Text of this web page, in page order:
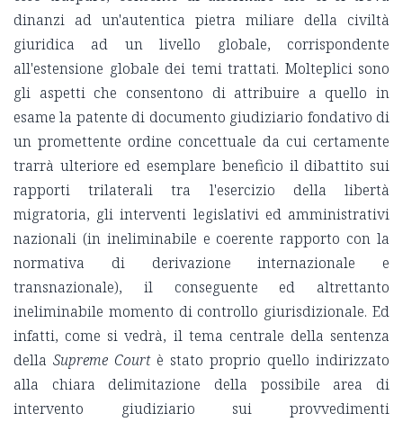
dinanzi ad un'autentica pietra miliare della civiltà
giuridica ad un livello globale, corrispondente
all'estensione globale dei temi trattati. Molteplici sono
gli aspetti che consentono di attribuire a quello in
esame la patente di documento giudiziario fondativo di
un promettente ordine concettuale da cui certamente
trarrà ulteriore ed esemplare beneficio il dibattito sui
rapporti trilaterali tra l'esercizio della libertà
migratoria, gli interventi legislativi ed amministrativi
nazionali (in ineliminabile e coerente rapporto con la
normativa di derivazione internazionale e
transnazionale), il conseguente ed altrettanto
ineliminabile momento di controllo giurisdizionale. Ed
infatti, come si vedrà, il tema centrale della sentenza
della Supreme Courtè stato proprio quello indirizzato
alla chiara delimitazione della possibile area di
intervento giudiziario sui provvedimenti